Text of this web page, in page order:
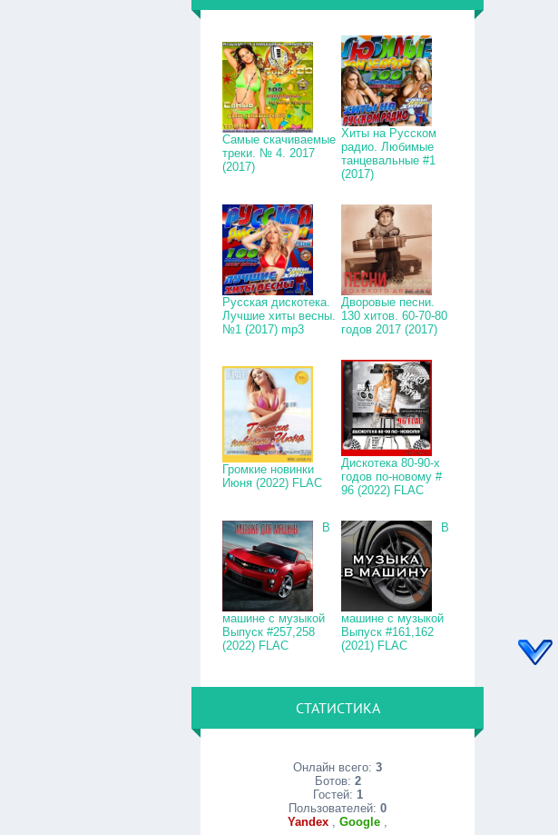
Самые скачиваемые
треки. № 4. 2017
(2017)
Хиты на Русском
радио. Любимые
танцевальные #1
(2017)
Русская дискотека.
Лучшие хиты весны.
№1 (2017) mp3
Дворовые песни.
130 хитов. 60-70-80
годов 2017 (2017)
Громкие новинки
Июня (2022) FLAC
Дискотека 80-90-х
годов по-новому #
96 (2022) FLAC
В
машине с музыкой
Выпуск #257,258
(2022) FLAC
В
машине с музыкой
Выпуск #161,162
(2021) FLAC
СТАТИСТИКА
Онлайн всего:3
Ботов: 2
Гостей: 1
Пользователей:0
Yandex ,Google ,